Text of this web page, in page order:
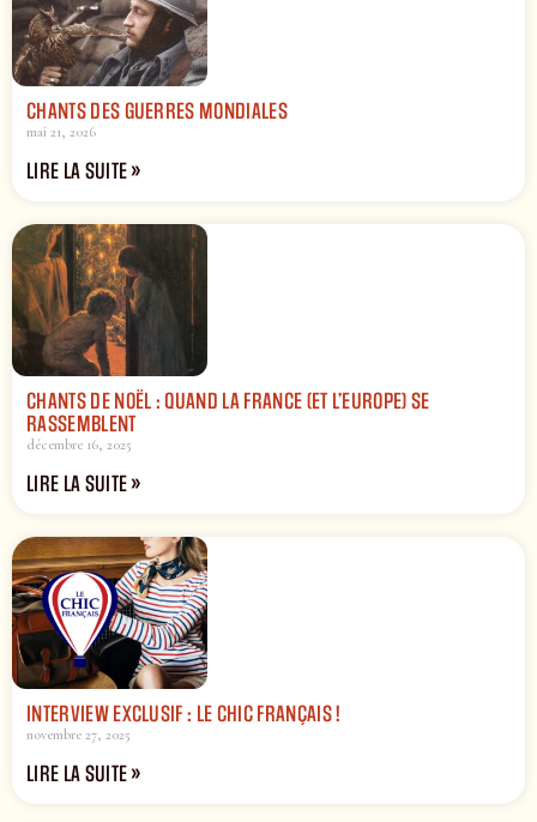
CHANTS DES GUERRES MONDIALES
mai 21, 2026
LIRE LA SUITE »
CHANTS DE NOËL : QUAND LA FRANCE (ET L’EUROPE) SE
RASSEMBLENT
décembre 16, 2025
LIRE LA SUITE »
INTERVIEW EXCLUSIF : LE CHIC FRANÇAIS !
novembre 27, 2025
LIRE LA SUITE »